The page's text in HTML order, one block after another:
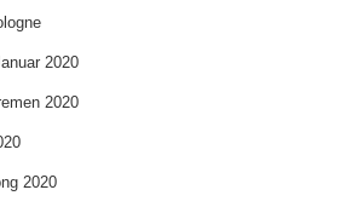
2020
2020
2020